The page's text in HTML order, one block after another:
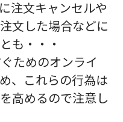
注文キャンセルや
文した場合などに
も・・・
ためのオンライ
、これらの行為は
高めるので注意し